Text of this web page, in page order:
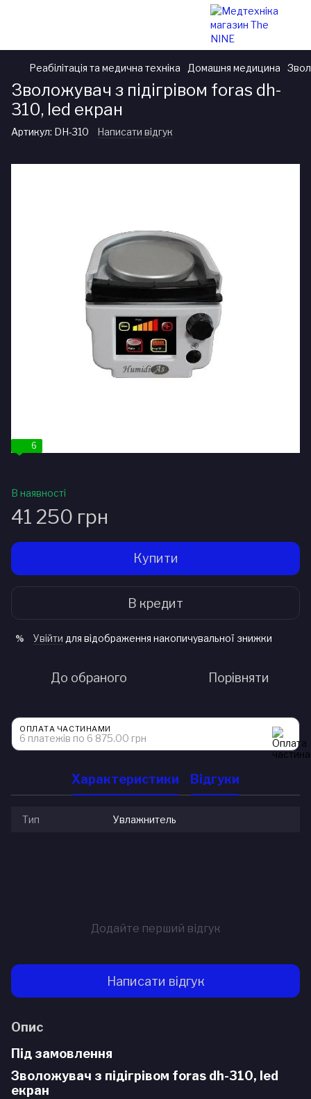
Реабілітація та медична техніка Домашня медицина
Зволожувач з підігрівом foras dh-
310, led екран
Артикул: DH-310 Написати відгук
6
В наявності
41 250 грн
Купити
В кредит
% Увійти для відображення накопичувальної знижки
До обраного Порівняти
ОПЛАТА ЧАСТИНАМИ
6 платежів по 6 875.00 грн
Характеристики Відгуки
Тип Увлажнитель
Додайте перший відгук
Написати відгук
Опис
Під замовлення
Зволожувач з підігрівом foras dh-310, led
екран